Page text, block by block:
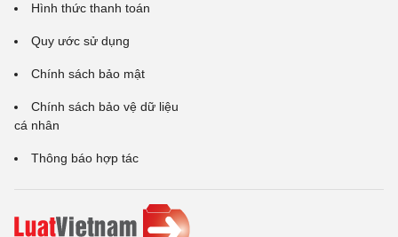
Hình thức thanh toán
Quy ước sử dụng
Chính sách bảo mật
Chính sách bảo vệ dữ liệu
cá nhân
Thông báo hợp tác